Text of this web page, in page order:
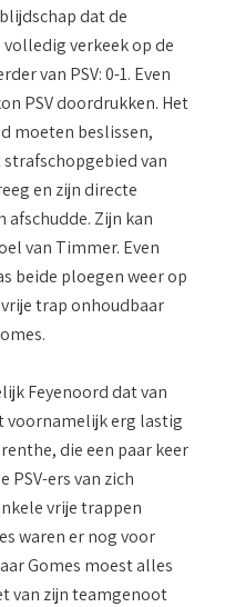
dat de
verkeek op de
van PSV: 0-1. Even
PSV doordrukken. Het
moeten beslissen,
van
en zijn directe
Zijn kan
van Timmer. Even
beide ploegen weer op
trap onhoudbaar
Feyenoord dat van
voornamelijk erg lastig
die een paar keer
PSV-ers van zich
vrije trappen
waren er nog voor
Gomes moest alles
van zijn teamgenoot